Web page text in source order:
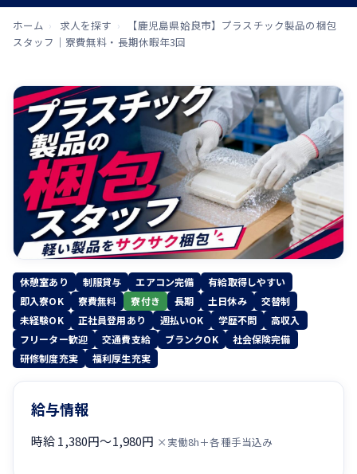
ホーム › 求人を探す ›
【鹿児島県姶良市】プラスチック製品の梱包
スタッフ｜寮費無料・長期休暇年3回
休憩室あり 制服貸与 エアコン完備
有給取得しやすい
即入寮OK
寮費無料 寮付き 長期 土日休み
交替制
未経験OK
正社員登用あり 週払いOK 学歴不問
高収入
フリーター歓迎
交通費支給 ブランクOK
社会保険完備
研修制度充実
福利厚生充実
給与情報
時給 1,380円〜1,980円 ×実働8h＋各種手当込み